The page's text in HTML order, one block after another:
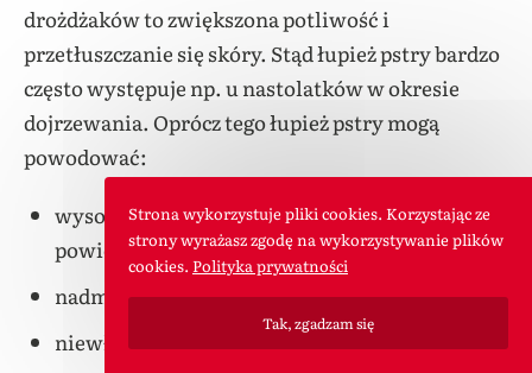
drożdżaków to zwiększona potliwość i
przetłuszczanie się skóry. Stąd łupież pstry bardzo
często występuje np. u nastolatków w okresie
dojrzewania. Oprócz tego łupież pstry mogą
powodować:
wysoka temperatura oraz wilgotność
powietrza;
nadmierne pocenie się;
niewłaściwa higiena;
Strona wykorzystuje pliki cookies. Korzystając ze
strony wyrażasz zgodę na wykorzystywanie plików
cookies. Polityka prywatności
Tak, zgadzam się